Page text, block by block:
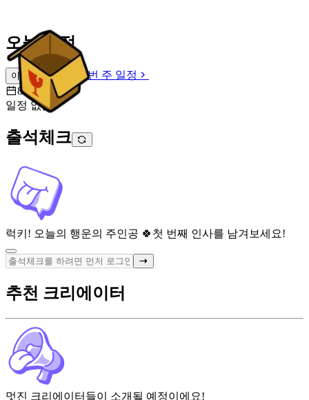
오늘 일정
이번 주 일정
이번 주 일정
8월 7일 [금]
일정 없음
출석체크
럭키! 오늘의 행운의 주인공 🍀 첫 번째 인사를 남겨보세요!
추천 크리에이터
멋진 크리에이터들이 소개될 예정이에요!